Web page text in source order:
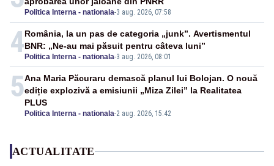
Politica Interna - nationala-3 aug. 2026, 07:58
4 Politica Interna - nationala-3 aug. 2026, 08:01
România, la un pas de categoria „junk”. Avertismentul
BNR: „Ne-au mai păsuit pentru câteva luni”
5
Politica Interna - nationala-2 aug. 2026, 15:42
Ana Maria Păcuraru demască planul lui Bolojan. O nouă
ediție explozivă a emisiunii „Miza Zilei” la Realitatea
PLUS
ACTUALITATE